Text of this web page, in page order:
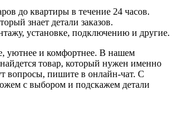
до квартиры в течение 24 часов.
знает детали заказов.
установке, подключению и другие.
уютнее и комфортнее. В нашем
товар, который нужен именно
вопросы, пишите в онлайн-чат. С
с выбором и подскажем детали